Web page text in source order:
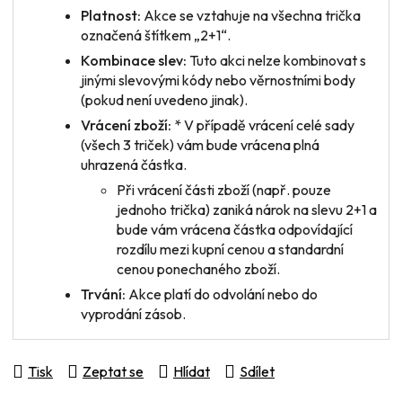
Platnost: Akce se vztahuje na všechna trička
označená štítkem „2+1“.
Kombinace slev: Tuto akci nelze kombinovat s
jinými slevovými kódy nebo věrnostními body
(pokud není uvedeno jinak).
Vrácení zboží: * V případě vrácenícelé sady
(všech 3 triček) vám bude vrácena plná
uhrazená částka.
Při vráceníčásti zboží(např. pouze
jednoho trička) zaniká nárok na slevu 2+1 a
bude vám vrácena částka odpovídající
rozdílu mezi kupní cenou a standardní
cenou ponechaného zboží.
Trvání: Akce platí do odvolání nebo do
vyprodání zásob.
Tisk Zeptat se Hlídat Sdílet